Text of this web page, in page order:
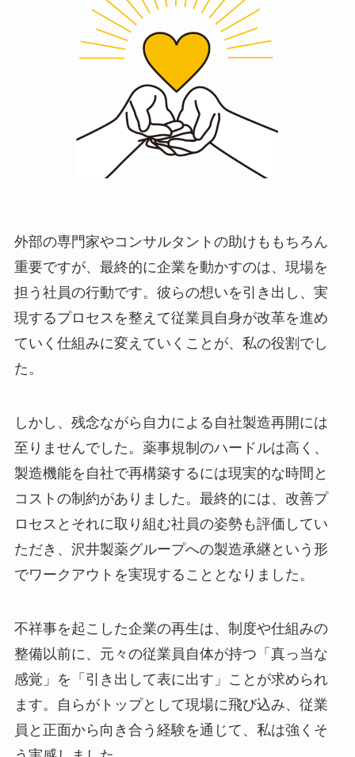
外部の専門家やコンサルタントの助けももちろん
重要ですが、最終的に企業を動かすのは、現場を
担う社員の行動です。彼らの想いを引き出し、実
現するプロセスを整えて従業員自身が改革を進め
ていく仕組みに変えていくことが、私の役割でし
た。
しかし、残念ながら自力による自社製造再開には
至りませんでした。薬事規制のハードルは高く、
製造機能を自社で再構築するには現実的な時間と
コストの制約がありました。最終的には、改善プ
ロセスとそれに取り組む社員の姿勢も評価してい
ただき、沢井製薬グループへの製造承継という形
でワークアウトを実現することとなりました。
不祥事を起こした企業の再生は、制度や仕組みの
整備以前に、元々の従業員自体が持つ「真っ当な
感覚」を「引き出して表に出す」ことが求められ
ます。自らがトップとして現場に飛び込み、従業
員と正面から向き合う経験を通じて、私は強くそ